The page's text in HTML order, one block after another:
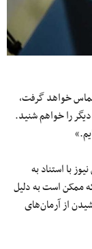
تماس خواهد گرفت،
را خواهم شنید.
با استناد به
ممکن است به دلیل
از آرمان‌های